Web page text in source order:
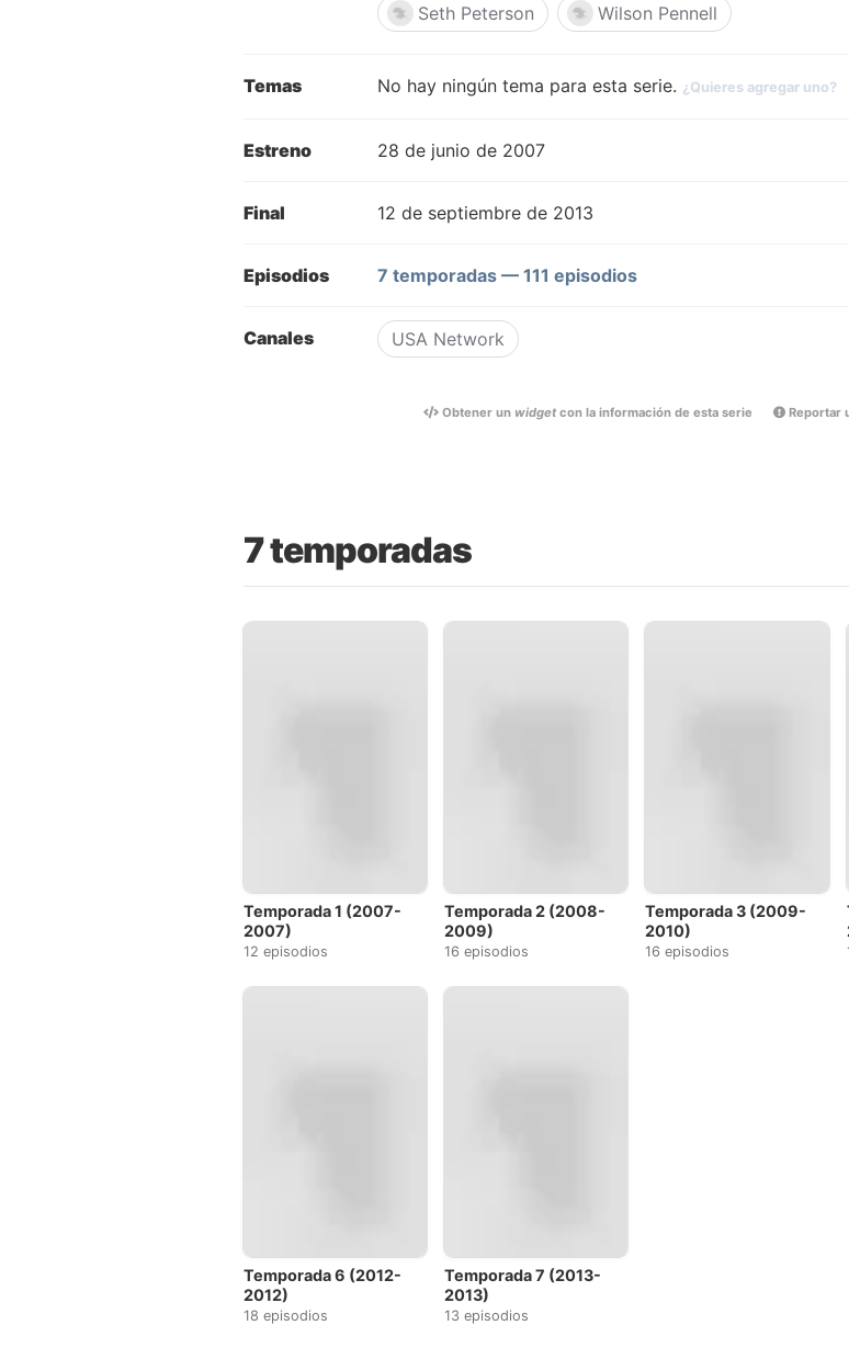
Seth Peterson Wilson Pennell
Temas No hay ningún tema para esta serie. ¿Quieres agregar uno?
Estreno 28 de junio de 2007
Final 12 de septiembre de 2013
Episodios 7 temporadas — 111 episodios
Canales USA Network
Obtener un widgetcon la información de esta serie Reportar
7 temporadas
Temporada 1 (2007-
2007)
12 episodios
Temporada 2 (2008-
2009)
16 episodios
Temporada 3 (2009-
2010)
16 episodios
Temporada 6 (2012-
2012)
18 episodios
Temporada 7 (2013-
2013)
13 episodios